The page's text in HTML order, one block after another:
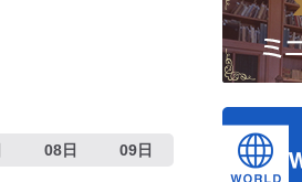
08日 09日